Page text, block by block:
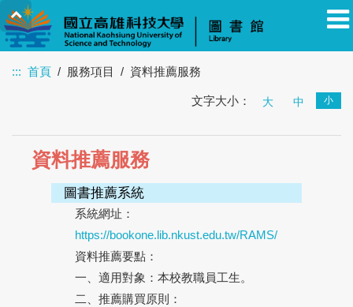
其他 訪客
::: 首頁 服務項目 資料推薦服務
文字大小： 大 中 小
資料推薦服務
圖書推薦系統
系統網址：
https://bookone.lib.nkust.edu.tw/RAMS/
資料推薦要點：
一、 適用對象：本校教職員工生。
二、 推薦購買原則：